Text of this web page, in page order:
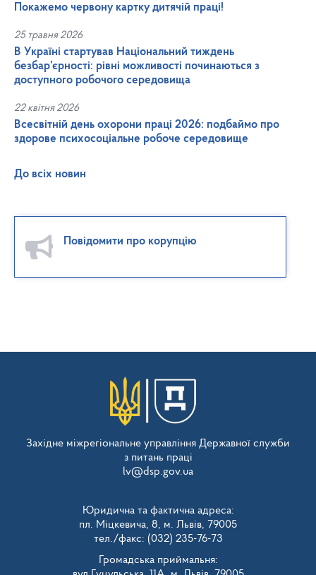
Покажемо червону картку дитячій праці!
25 травня 2026
В Україні стартував Національний тиждень
безбар’єрності: рівні можливості починаються з
доступного робочого середовища
22 квітня 2026
Всесвітній день охорони праці 2026: подбаймо про
здорове психосоціальне робоче середовище
До всіх новин
Повідомити про корупцію
Західне міжрегіональне управління Державної служби
з питань праці
lv@dsp.gov.ua
Юридична та фактична адреса:
пл. Міцкевича, 8, м. Львів, 79005
тел./факс: (032) 235-76-73
Громадська приймальня: